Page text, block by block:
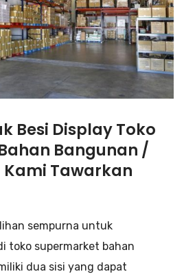
Besi Display Toko
Bangunan /
Tawarkan
sempurna untuk
toko supermarket bahan
dua sisi yang dapat